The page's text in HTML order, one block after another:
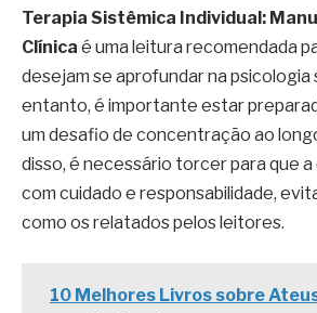
Terapia Sistêmica Individual:
Clínica é uma leitura recomendada
desejam se aprofundar na psicologia
entanto, é importante estar
um desafio de concentração ao
disso, é necessário torcer para que
com cuidado e responsabilidade,
como os relatados pelos leitores.
10 Melhores Livros sobre